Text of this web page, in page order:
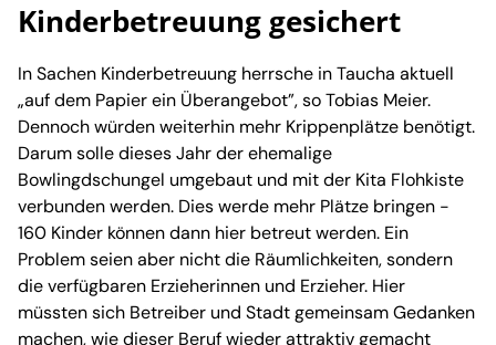
Kinderbetreuung gesichert
In Sachen Kinderbetreuung herrsche in Taucha aktuell
„auf dem Papier ein Überangebot”, so Tobias Meier.
Dennoch würden weiterhin mehr Krippenplätze benötigt.
Darum solle dieses Jahr der ehemalige
Bowlingdschungel umgebaut und mit der Kita Flohkiste
verbunden werden. Dies werde mehr Plätze bringen -
160 Kinder können dann hier betreut werden. Ein
Problem seien aber nicht die Räumlichkeiten, sondern
die verfügbaren Erzieherinnen und Erzieher. Hier
müssten sich Betreiber und Stadt gemeinsam Gedanken
machen, wie dieser Beruf wieder attraktiv gemacht